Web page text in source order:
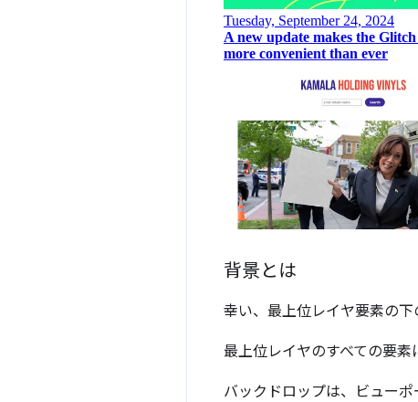
背景とは
幸い、最上位レイヤ要素の下
最上位レイヤのすべての要素
バックドロップは、ビュー